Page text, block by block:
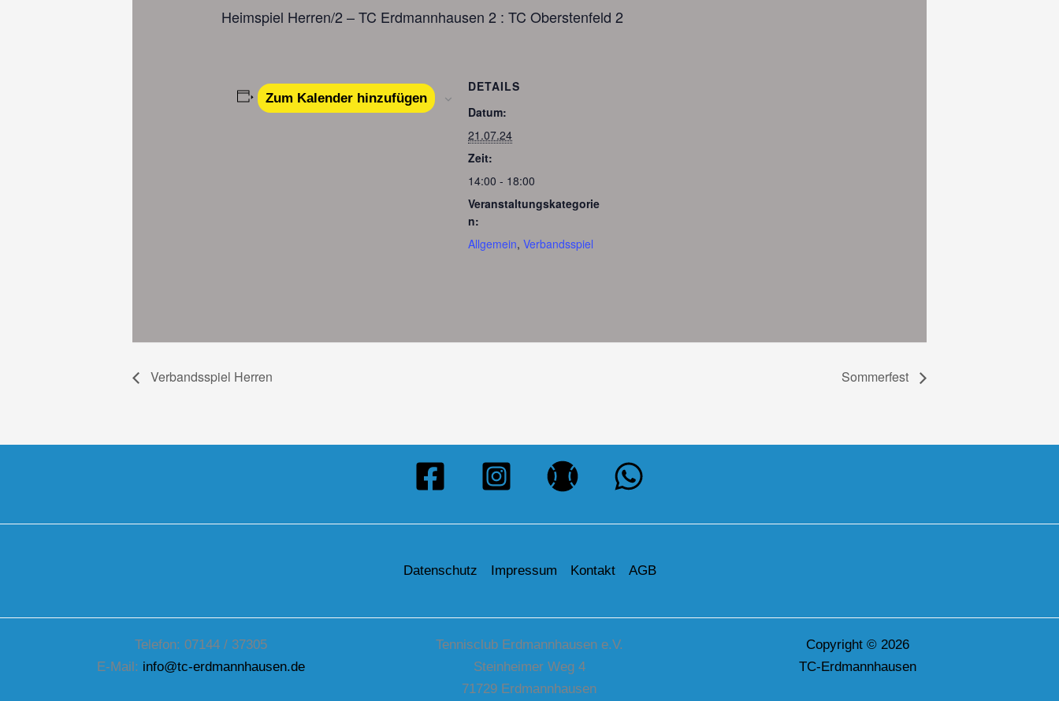
Heimspiel Herren/2 – TC Erdmannhausen 2 : TC Oberstenfeld 2
Zum Kalender hinzufügen
DETAILS
Datum:
21.07.24
Zeit:
14:00 - 18:00
Veranstaltungskategorie
n:
Allgemein,Verbandsspiel
Verbandsspiel Herren Sommerfest
Datenschutz Impressum Kontakt AGB
Telefon: 07144 / 37305
E-Mail: info@tc-erdmannhausen.de
Tennisclub Erdmannhausen e.V.
Steinheimer Weg 4
71729 Erdmannhausen
Copyright © 2026
TC-Erdmannhausen